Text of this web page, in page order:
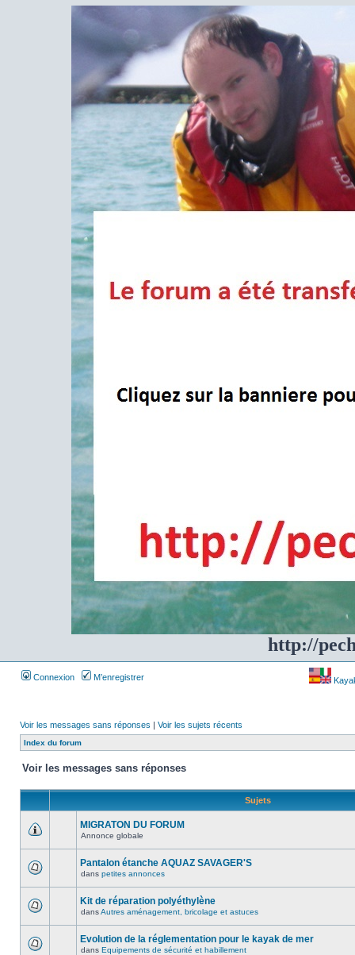
http://
Connexion M’enregistrer
Voir les messages sans réponses | Voir les sujets récents
Index du forum
Voir les messages sans réponses
Sujets
MIGRATON DU FORUM
Annonce globale
Pantalon étanche AQUAZ SAVAGER'S
dans petites annonces
Kit de réparation polyéthylène
dansAutres aménagement, bricolage et astuces
Evolution de la réglementation pour le kayak de mer
dans Equipements de sécurité et habillement